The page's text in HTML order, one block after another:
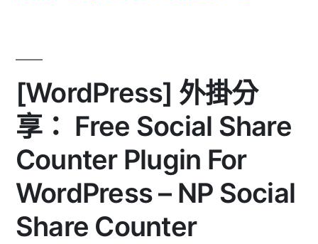
[WordPress] 外掛分
享： Free Social Share
Counter Plugin For
WordPress – NP Social
Share Counter